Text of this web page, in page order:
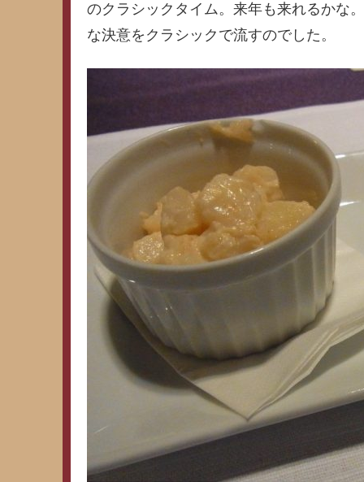
のクラシックタイム。来年も来れるかな
な決意をクラシックで流すのでした。